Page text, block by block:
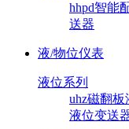
hhpd智能
送器
液/物位仪表
液位系列
uhz磁翻板
液位变送